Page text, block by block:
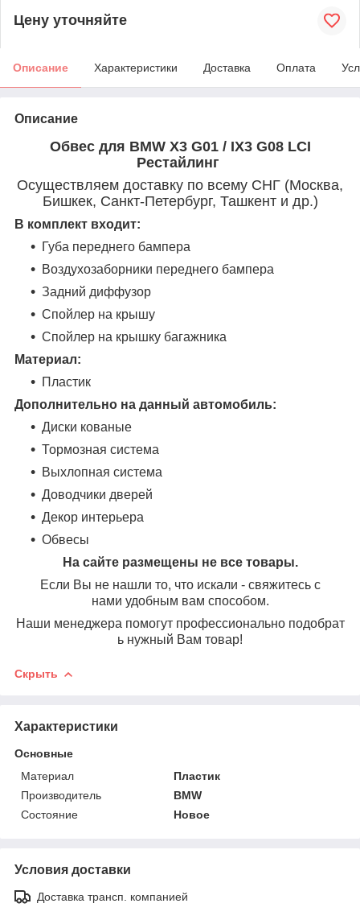
Цену уточняйте
Описание Характеристики Доставка Оплата
Описание
Обвес для BMW X3 G01 / IX3 G08 LCI
Рестайлинг
Осуществляем доставку по всему СНГ (Москва,
Бишкек, Санкт-Петербург, Ташкент и др.)
В комплект входит:
Губа переднего бампера
Воздухозаборники переднего бампера
Задний диффузор
Спойлер на крышу
Спойлер на крышку багажника
Материал:
Пластик
Дополнительно на данный автомобиль:
Диски кованые
Тормозная система
Выхлопная система
Доводчики дверей
Декор интерьера
Обвесы
На сайте размещены не все товары.
Если Вы не нашли то, что искали - свяжитесь с
нами удобным вам способом.
Наши менеджера помогут профессионально подобрат
ь нужный Вам товар!
Скрыть
Характеристики
Основные
Материал
Пластик
Производитель
BMW
Состояние
Новое
Условия доставки
Доставка трансп. компанией